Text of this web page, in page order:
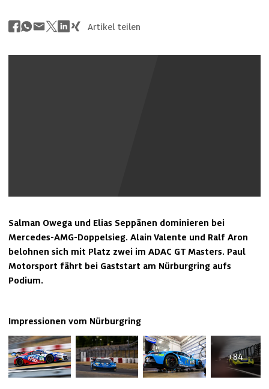
Artikel teilen
Salman Owega und Elias Seppänen dominieren bei
Mercedes-AMG-Doppelsieg. Alain Valente und Ralf Aron
belohnen sich mit Platz zwei im ADAC GT Masters. Paul
Motorsport fährt bei Gaststart am Nürburgring aufs
Podium.
Impressionen vom Nürburgring
+84